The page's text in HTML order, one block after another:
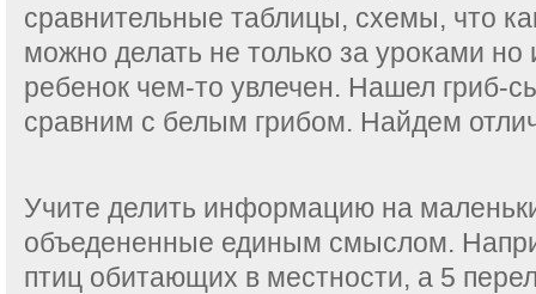
сравнительные таблицы, схемы, что
можно делать не только за уроками но
ребенок чем-то увлечен. Нашел гриб-
сравним с белым грибом. Найдем
Учите делить информацию на
объедененные единым смыслом.
птиц обитающих в местности, а 5